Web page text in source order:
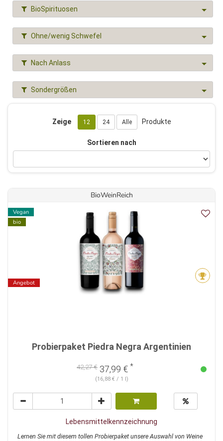
BioSpirituosen
Ohne/wenig Schwefel
Nach Anlass
Sondergrößen
Zeige 12 24 Alle Produkte
Sortieren nach
BioWeinReich
Vegan
bio
Angebot
Probierpaket Piedra Negra Argentinien
42,27 € 37,99 € *
(16,88 € / 1 l)
Lebensmittelkennzeichnung
Lernen Sie mit diesem tollen Probierpaket unsere Auswahl von Weine